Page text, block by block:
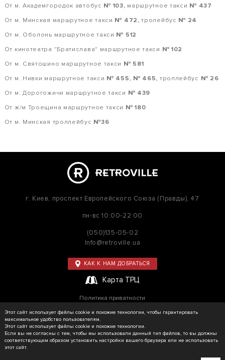
От м. Академгородок автобус № 103, маршрутное такси № 437
От м. Минская маршрутное такси № 472,тролейбус № 24
От м. Оболонь маршрутное такси № 512
От кинотеатра "Братислава" маршрутное такси № 102
От м. Святошино маршрутное такси № 581
От м. Нивки маршрутное такси № 455, № 465, троллейбус № 26
От м. Дорогожичи маршрутное такси № 439
От ж/м Троещина маршрутное такси № 180
От м. Минская троллейбус №36
г. Киев, проспект Европейского Союза (Правды), 47
пн-вс 10:00-22:00
(050)135-05-02
Info@retroville.ua
КАК К НАМ ДОБРАТЬСЯ
Карта ТРЦ
Политика приватности
Карта сайта
© RETROVILLE, 2026 Все права защищены
Этот сайт использует файлы cookie и похожие технологии, чтобы гарантировать
максимальное удобство пользователям.
Этот сайт использует файлы cookie и похожие технологии.
Если вы не согласны с тем, чтобы мы использовали данный тип файлов, то вы должны
соответствующим образом установить настройки вашего браузера или не использовать
этот сайт.